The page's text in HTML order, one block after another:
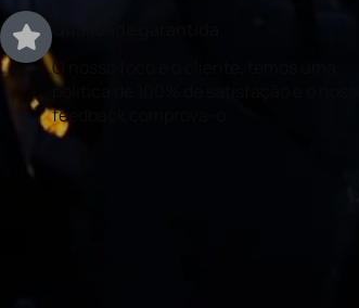
O nosso foco é o cliente, temos uma
politica de 100% de satisfação e o nosso
feedback comprova-o.